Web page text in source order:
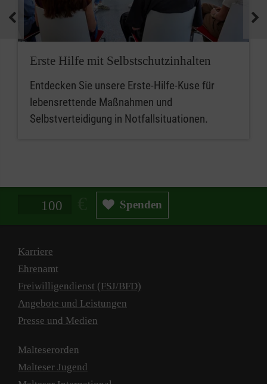
medizinische Geräte und koordinieren
Notfallmaßnahmen.
Zusammenfassend sind betriebliche
Ansprechpersonen für Erste Hilfe, während
Mitarbeitende im betrieblichen Sanitätsdienst
eine erweiterte Rolle bei der medizinischen
Erste Hilfe mit Selbstschutzinhalten
Entdecken Sie unsere Erste-Hilfe-Kuse für
lebensrettende Maßnahmen und
Selbstverteidigung in Notfallsituationen.
Spendenbetrag in Euro Spenden
Karriere
Ehrenamt
Freiwilligendienst (FSJ/BFD)
Angebote und Leistungen
Presse und Medien
Malteserorden
Malteser Jugend